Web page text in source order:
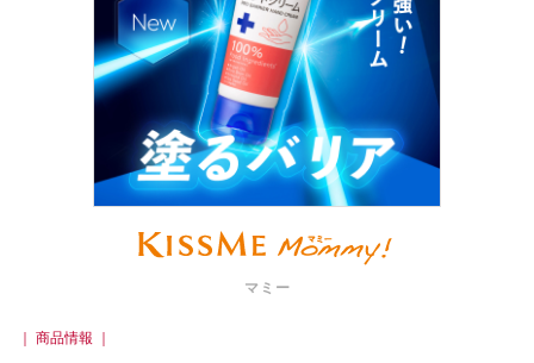
マミー
｜ 商品情報 ｜